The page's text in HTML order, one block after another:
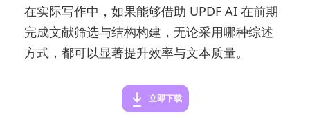
在实际写作中，如果能够借助 UPDF AI 在前期
完成文献筛选与结构构建，无论采用哪种综述
方式，都可以显著提升效率与文本质量。
立即下载